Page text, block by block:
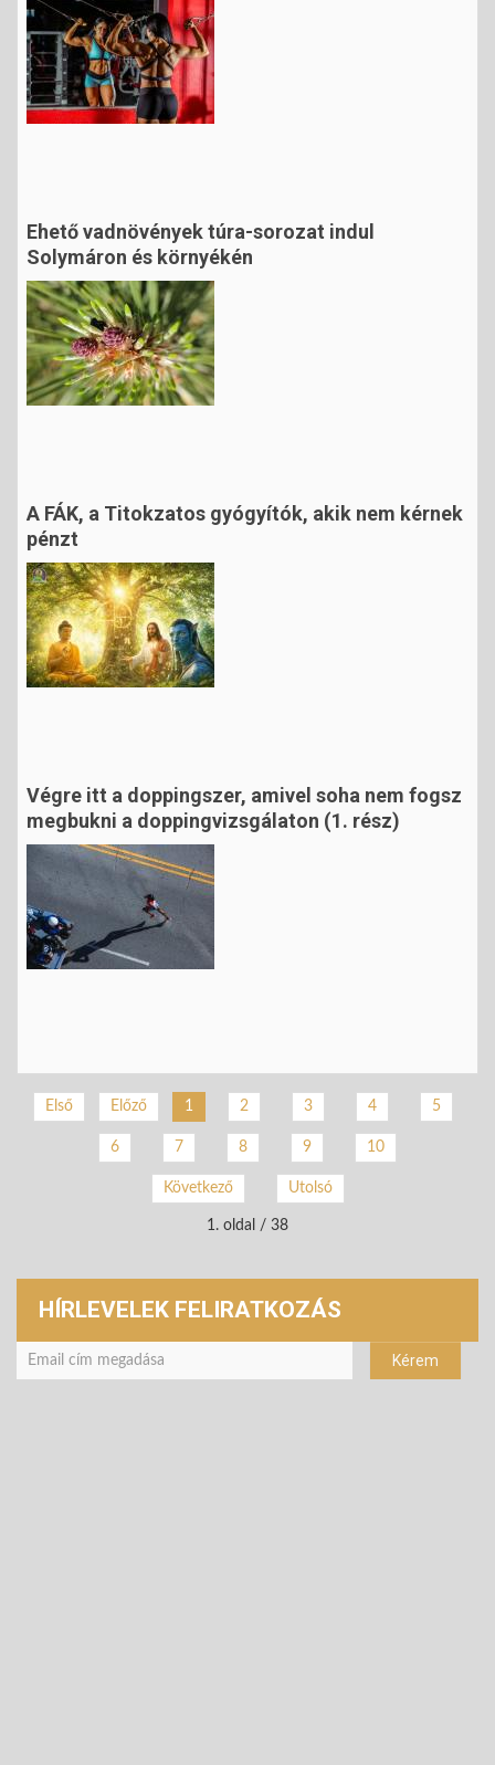
Ehető vadnövények túra-sorozat indul
Solymáron és környékén
A FÁK, a Titokzatos gyógyítók, akik nem kérnek
pénzt
Végre itt a doppingszer, amivel soha nem fogsz
megbukni a doppingvizsgálaton (1. rész)
Első Előző 1 2 3 4 5
6 7 8 9 10
Következő Utolsó
1. oldal / 38
HÍRLEVELEK FELIRATKOZÁS